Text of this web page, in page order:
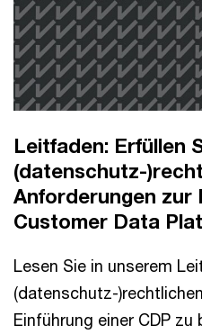
Leitfaden: Erfüllen
(datenschutz-
Anforderungen zur
Customer Data
Lesen Sie in unserem
(datenschutz-
Einführung einer CDP zu